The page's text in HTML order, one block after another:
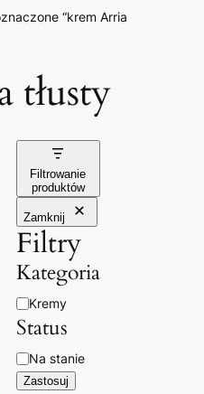
“krem Arria
tłusty
Filtrowanie
produktów
Zamknij
Filtry
Kategoria
Kategoria
Kremy
Status
Dostępność
Na stanie
Zastosuj